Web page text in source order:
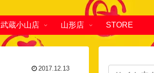
武蔵小山店 山形店 STORE
2017.12.13